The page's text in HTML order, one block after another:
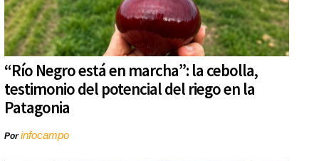
“Río Negro está en marcha”: la cebolla,
testimonio del potencial del riego en la
Patagonia
Porinfocampo